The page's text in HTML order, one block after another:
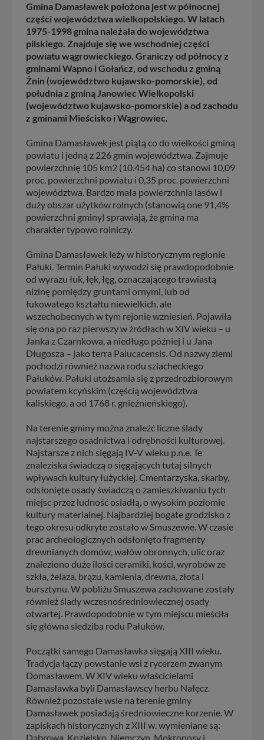
Gmina Damasławek położona jest w północnej
części województwa wielkopolskiego. W latach
1975-1998 gmina należała do województwa
pilskiego. Znajduje się we wschodniej części
powiatu wągrowieckiego. Graniczy od północy z
gminami Wapno i Gołańcz, od wschodu z gminą
Żnin (województwo kujawsko-pomorskie), od
południa z gminą Janowiec Wielkopolski
(województwo kujawsko-pomorskie) a od zachodu
z gminami Mieścisko i Wągrowiec.
Gmina Damasławek jest piątą co do wielkości gminą
powiatu i jedną z 226 gmin województwa. Zajmuje
powierzchnię 105 km2 (10.454 ha) co stanowi 10,09
proc. powierzchni powiatu i 0,35 proc. powierzchni
województwa. Bardzo mała powierzchnia lasów i
duży obszar użytków rolnych (stanowią one 91,4%
powierzchni gminy) sprawiają, że gmina ma
charakter typowo rolniczy.
Gmina Damasławek leży w historycznym regionie
Pałuki. Termin Pałuki wywodzi się prawdopodobnie
od wyrazu łuk, łęk, łęg, oznaczającego trawiastą
nizinę pomiędzy gruntami ornymi, lub od
łukowatego kształtu niewielkich, ale
wszechobecnych w tym rejonie wzniesień. Pojawiła
się ona po raz pierwszy w źródłach w XIV wieku – u
Janka z Czarnkowa, a niedługo później i u Jana
Długosza – jako terra Palucacensis. Od nazwy ziemi
pochodzi również nazwa rodu szlacheckiego
Pałuków. Pałuki utożsamia się z przedrozbiorowym
powiatem kcyńskim (częścią województwa
kaliskiego, a od 1768 r. gnieźnieńskiego).
Na terenie gminy można znaleźć liczne ślady
najstarszego osadnictwa i odrębności kulturowej.
Najstarsze z nich sięgają IV-V wieku p.n.e. Te
znaleziska świadczą o sięgających tutaj silnych
wpływach kultury łużyckiej. Cmentarzyska, skarby,
odsłonięte osady świadczą o zamieszkiwaniu tych
miejsc przez ludność osiadłą, o wysokim poziomie
kultury materialnej. Najbardziej bogate grodzisko z
tego okresu odkryte zostało w Smuszewie. W czasie
prac archeologicznych odsłonięto fragmenty
drewnianych domów, wałów obronnych, ulic oraz
znaleziono duże ilości ceramiki, kości, wyrobów ze
szkła, żelaza, brązu, kamienia, drewna, złota i
bursztynu. W pobliżu Smuszewa zachowane zostały
również ślady wczesnośredniowiecznej osady
otwartej. Prawdopodobnie w tym miejscu mieściła
się główna siedziba rodu Pałuków.
Początki samego Damasławka sięgają XIII wieku.
Tradycja łączy powstanie wsi z rycerzem zwanym
Domasławem. W XIV wieku właścicielami
Damasławka byli Damasławscy herbu Nałęcz.
Również pozostałe wsie na terenie gminy
Damasławek posiadają średniowieczne korzenie. W
zapiskach historycznych z XIII w. wymieniane są:
Dąbrowa, Kozielsko, Niemczyn, Mokronosy i